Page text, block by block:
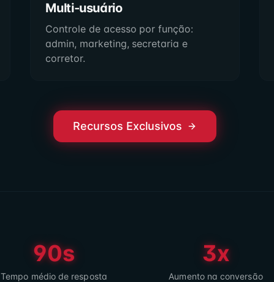
Multi-usuário
Controle de acesso por função:
admin, marketing, secretaria e
corretor.
Recursos Exclusivos
90s
Tempo médio de resposta
3x
Aumento na conversão